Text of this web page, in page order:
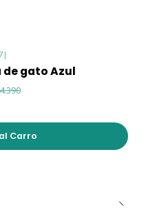
|
gato Azul
Carro